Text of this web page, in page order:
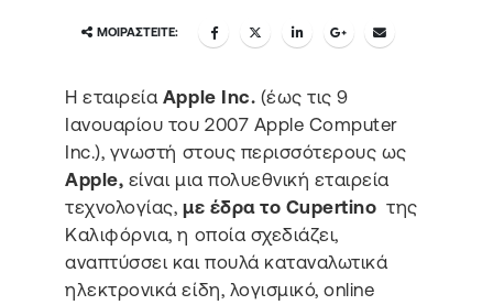
ΜΟΙΡΑΣΤΕΊΤΕ:
Η εταιρεία Apple Inc. (έως τις 9
Ιανουαρίου του 2007 Apple Computer
Inc.), γνωστή στους περισσότερους ως
Apple, είναι μια πολυεθνική εταιρεία
τεχνολογίας, με έδρα το Cupertino της
Καλιφόρνια, η οποία σχεδιάζει,
αναπτύσσει και πουλά καταναλωτικά
ηλεκτρονικά είδη, λογισμικό, online